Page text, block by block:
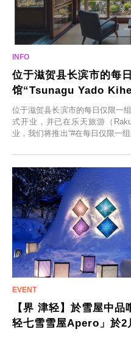
位于滋贺县长滨市的每
馆“Tsunagu Yado
位于滋贺县长滨市的每日仅限一
式开业，并已在乐天旅游（
业，我们将推出“#在每日仅限一
在此与重要之人共度一段难忘的
【界 津轻】於雪屋中
轻七雪雪屋Apero」於2